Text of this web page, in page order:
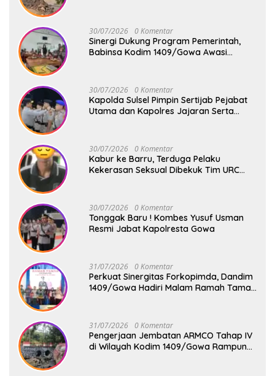
30/07/2026 0 Komentar
Sinergi Dukung Program Pemerintah,
Babinsa Kodim 1409/Gowa Awasi
30/07/2026 0 Komentar
Kapolda Sulsel Pimpin Sertijab Pejabat
Utama dan Kapolres Jajaran Serta
30/07/2026 0 Komentar
Kabur ke Barru, Terduga Pelaku
Kekerasan Seksual Dibekuk Tim URC
30/07/2026 0 Komentar
Tonggak Baru ! Kombes Yusuf Usman
Resmi Jabat Kapolresta Gowa
31/07/2026 0 Komentar
Perkuat Sinergitas Forkopimda, Dandim
1409/Gowa Hadiri Malam Ramah Tamah
31/07/2026 0 Komentar
Pengerjaan Jembatan ARMCO Tahap IV
di Wilayah Kodim 1409/Gowa Rampung